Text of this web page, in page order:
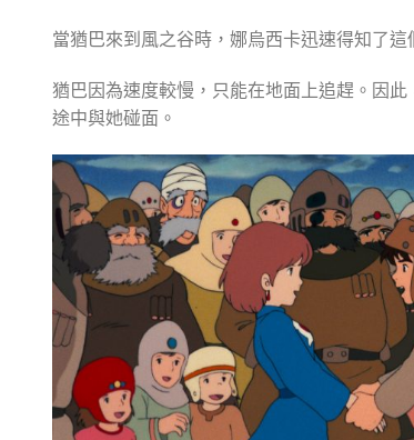
當猶巴來到風之谷時，娜烏西卡迅速得知了
猶巴因為速度較慢，只能在地面上追趕。因
途中與她碰面。